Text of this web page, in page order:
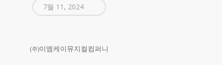
7월 11, 2024
(주)이엠케이뮤지컬컴퍼니